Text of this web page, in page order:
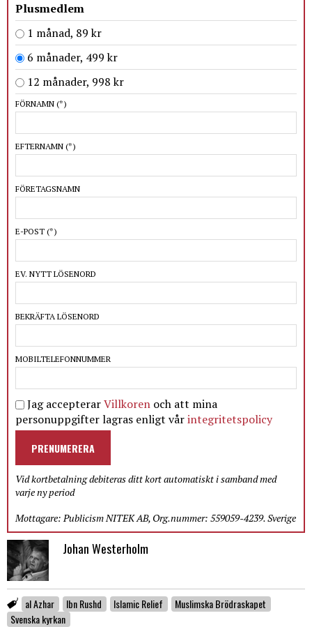
Plusmedlem
1 månad, 89 kr
6 månader, 499 kr
12 månader, 998 kr
FÖRNAMN (*)
EFTERNAMN (*)
FÖRETAGSNAMN
E-POST (*)
EV. NYTT LÖSENORD
BEKRÄFTA LÖSENORD
MOBILTELEFONNUMMER
Jag accepterarVillkoren och att mina
personuppgifter lagras enligt vårintegritetspolicy
PRENUMERERA
Vid kortbetalning debiteras ditt kort automatiskt i samband med
varje ny period
Mottagare: Publicism NITEK AB, Org.nummer: 559059-4239. Sverige
Johan Westerholm
al Azhar Ibn Rushd Islamic Relief
Muslimska Brödraskapet
Svenska kyrkan